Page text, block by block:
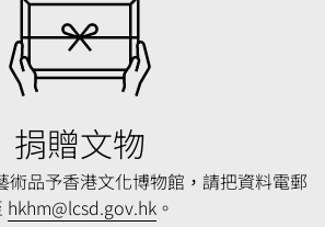
捐贈文物
術品予香港文化博物館，請把資料電郵
hkhm@lcsd.gov.hk 。